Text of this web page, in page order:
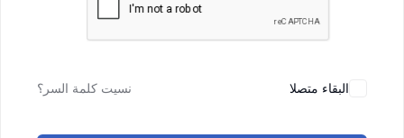
البقاء متصلا نسيت كلمة السر؟